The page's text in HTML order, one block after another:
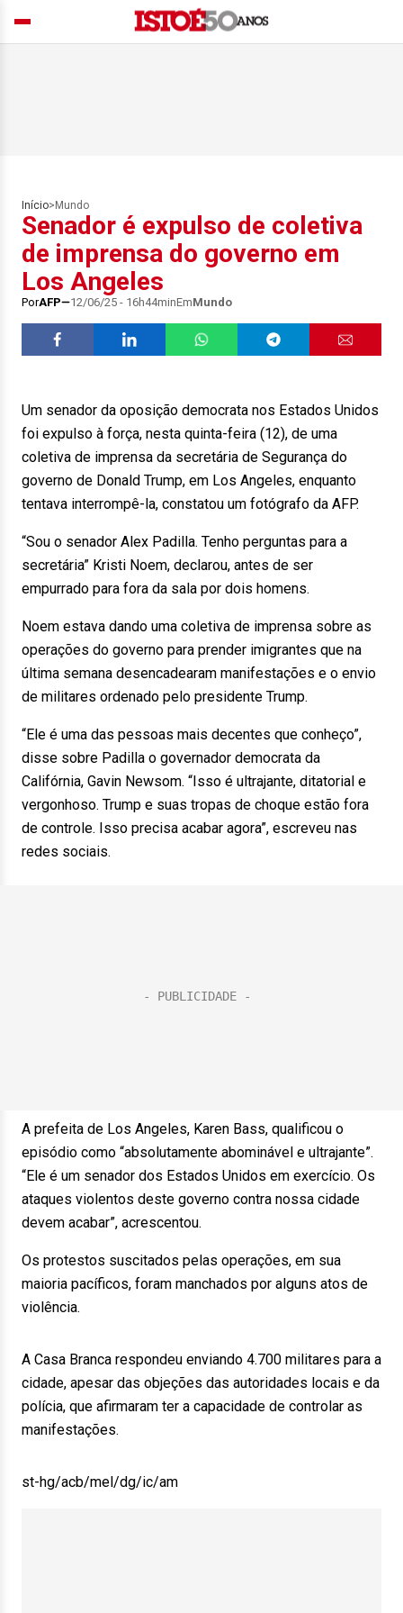
Início> Mundo
Senador é expulso de coletiva
de imprensa do governo em
Los Angeles
PorAFP 12/06/25 - 16h44minEmMundo
Um senador da oposição democrata nos Estados Unidos
foi expulso à força, nesta quinta-feira (12), de uma
coletiva de imprensa da secretária de Segurança do
governo de Donald Trump, em Los Angeles, enquanto
tentava interrompê-la, constatou um fotógrafo da AFP.
“Sou o senador Alex Padilla. Tenho perguntas para a
secretária” Kristi Noem, declarou, antes de ser
empurrado para fora da sala por dois homens.
Noem estava dando uma coletiva de imprensa sobre as
operações do governo para prender imigrantes que na
última semana desencadearam manifestações e o envio
de militares ordenado pelo presidente Trump.
“Ele é uma das pessoas mais decentes que conheço”,
disse sobre Padilla o governador democrata da
Califórnia, Gavin Newsom. “Isso é ultrajante, ditatorial e
vergonhoso. Trump e suas tropas de choque estão fora
de controle. Isso precisa acabar agora”, escreveu nas
redes sociais.
A prefeita de Los Angeles, Karen Bass, qualificou o
episódio como “absolutamente abominável e ultrajante”.
“Ele é um senador dos Estados Unidos em exercício. Os
ataques violentos deste governo contra nossa cidade
devem acabar”, acrescentou.
Os protestos suscitados pelas operações, em sua
maioria pacíficos, foram manchados por alguns atos de
violência.
A Casa Branca respondeu enviando 4.700 militares para a
cidade, apesar das objeções das autoridades locais e da
polícia, que afirmaram ter a capacidade de controlar as
manifestações.
st-hg/acb/mel/dg/ic/am